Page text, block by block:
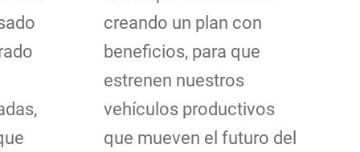
creando un plan con
beneficios, para que
estrenen nuestros
vehículos productivos
que mueven el futuro del